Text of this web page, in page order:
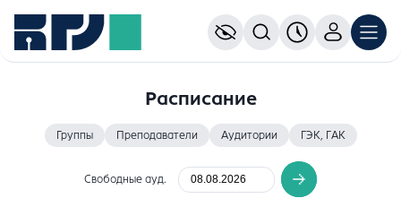
Расписание
Группы Преподаватели Аудитории ГЭК, ГАК
Свободные ауд.